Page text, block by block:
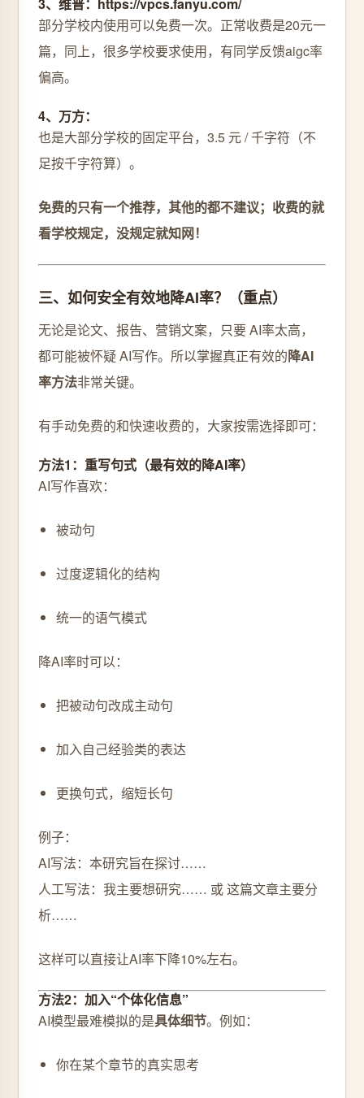
部分学校内使用可以免费一次。正常收费是20元一
篇，同上，很多学校要求使用，有同学反馈aigc率
偏高。
4、万方：
也是大部分学校的固定平台，3.5 元 / 千字符（不
足按千字符算）。
免费的只有一个推荐，其他的都不建议；收费的就
看学校规定，没规定就知网！
三、如何安全有效地降AI率？（重点）
无论是论文、报告、营销文案，只要 AI率太高，
都可能被怀疑 AI写作。所以掌握真正有效的降AI
率方法非常关键。
有手动免费的和快速收费的，大家按需选择即可：
方法1：重写句式（最有效的降AI率）
AI写作喜欢：
被动句
过度逻辑化的结构
统一的语气模式
降AI率时可以：
把被动句改成主动句
加入自己经验类的表达
更换句式，缩短长句
例子：
AI写法：本研究旨在探讨……
人工写法：我主要想研究…… 或 这篇文章主要分
析……
这样可以直接让AI率下降10%左右。
方法2：加入“个体化信息”
AI模型最难模拟的是具体细节。例如：
你在某个章节的真实思考